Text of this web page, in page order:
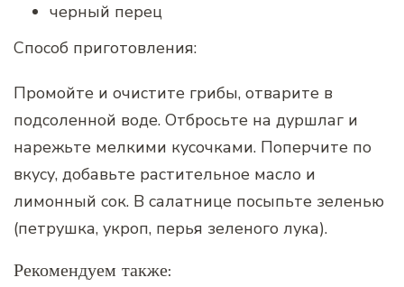
черный перец
Способ приготовления:
Промойте и очистите грибы, отварите в
подсоленной воде. Отбросьте на дуршлаг и
нарежьте мелкими кусочками. Поперчите по
вкусу, добавьте растительное масло и
лимонный сок. В салатнице посыпьте зеленью
(петрушка, укроп, перья зеленого лука).
Рекомендуем также: